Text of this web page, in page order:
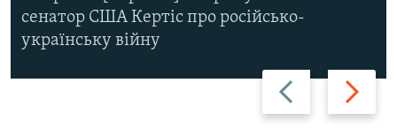
Назад Вперед
сенатор США Кертіс про російсько-
українську війну